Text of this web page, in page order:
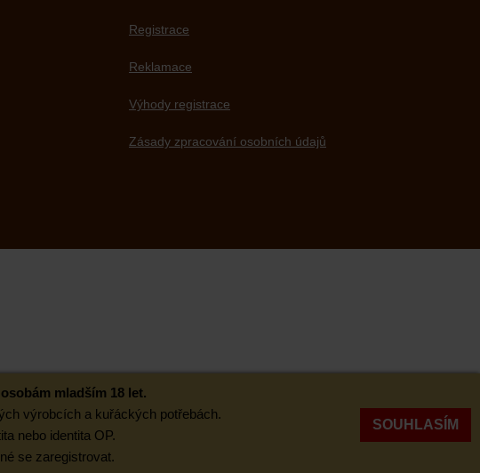
Registrace
Reklamace
Výhody registrace
Zásady zpracování osobních údajů
mladším 18 let.
výrobcích a kuřáckých potřebách.
nebo identita OP.
se zaregistrovat.
SOUHLASÍM